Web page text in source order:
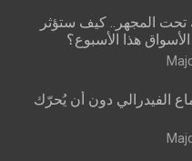
تحت المجهر.. كيف ستؤثر
الأسواق هذا الأسبوع؟
الفيدرالي دون أن يُحرّك